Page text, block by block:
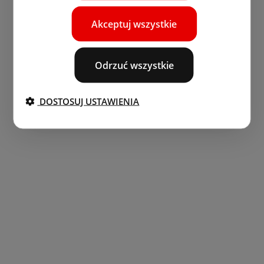
Akceptuj wszystkie
Odrzuć wszystkie
DOSTOSUJ USTAWIENIA